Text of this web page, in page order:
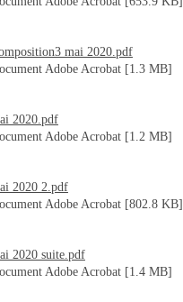
mai 2020.pdf
Adobe Acrobat [1.3 MB]
2020.pdf
Adobe Acrobat [1.2 MB]
2020 2.pdf
Adobe Acrobat [802.8 KB]
2020 suite.pdf
Adobe Acrobat [1.4 MB]